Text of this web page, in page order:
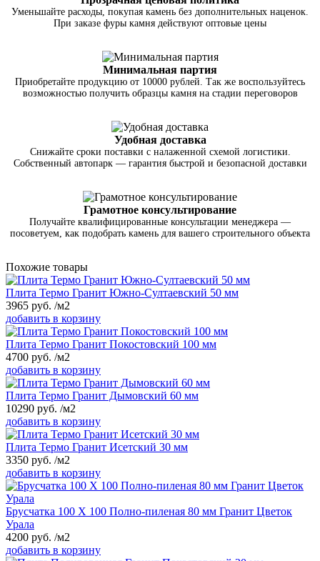
Уменьшайте расходы, покупая камень без дополнительных наценок.
При заказе фуры камня действуют оптовые цены
Минимальная партия
Приобретайте продукцию от 10000 рублей. Так же воспользуйтесь
возможностью получить образцы камня на стадии переговоров
Удобная доставка
Снижайте сроки поставки с налаженной схемой логистики.
Собственный автопарк — гарантия быстрой и безопасной доставки
Грамотное консультирование
Получайте квалифицированные консультации менеджера —
посоветуем, как подобрать камень для вашего строительного объекта
Похожие товары
Плита Термо Гранит Южно-Султаевский 50 мм
3965 руб. /м2
добавить в корзину
Плита Термо Гранит Покостовский 100 мм
4700 руб. /м2
добавить в корзину
Плита Термо Гранит Дымовский 60 мм
10290 руб. /м2
добавить в корзину
Плита Термо Гранит Исетский 30 мм
3350 руб. /м2
добавить в корзину
Брусчатка 100 Х 100 Полно-пиленая 80 мм Гранит Цветок
Урала
4200 руб. /м2
добавить в корзину